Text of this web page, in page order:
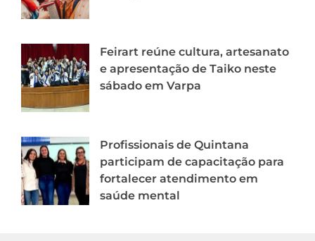
Feirart reúne cultura, artesanato
e apresentação de Taiko neste
sábado em Varpa
Profissionais de Quintana
participam de capacitação para
fortalecer atendimento em
saúde mental